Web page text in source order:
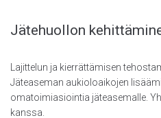
Jätehuollon
Lajittelun ja kierrättämisen
Jäteaseman aukioloaikojen
omatoimiasiointia jäteasemalle.
kanssa.